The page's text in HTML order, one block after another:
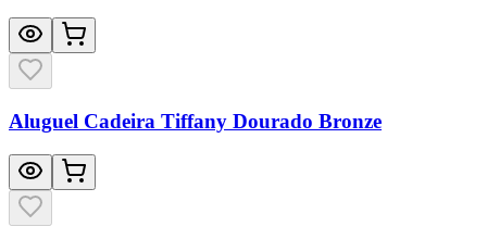
Aluguel Cadeira Tiffany Dourado Bronze